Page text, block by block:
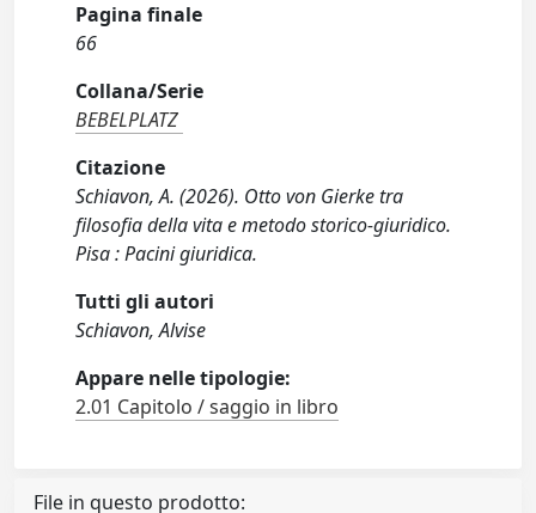
Pagina finale
66
Collana/Serie
BEBELPLATZ
Citazione
Schiavon, A. (2026). Otto von Gierke tra
filosofia della vita e metodo storico-giuridico.
Pisa : Pacini giuridica.
Tutti gli autori
Schiavon, Alvise
Appare nelle tipologie:
2.01 Capitolo / saggio in libro
File in questo prodotto: